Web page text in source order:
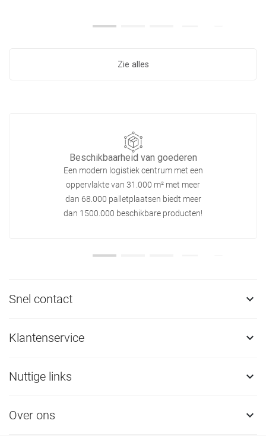
Zie alles
Beschikbaarheid van goederen
Een modern logistiek centrum met een
oppervlakte van 31.000 m² met meer
dan 68.000 palletplaatsen biedt meer
dan 1500.000 beschikbare producten!
Snel contact 
Klantenservice 
Nuttige links 
Over ons 